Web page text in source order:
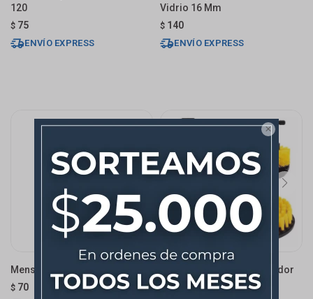

120
$ 75
ENVÍO EXPRESS
Vidrio 16 Mm
$ 140
ENVÍO EXPRESS
Mensula 12" X 14"
$ 70
Cepillo Limpieza Atornillador
Taladro 6 Unidades